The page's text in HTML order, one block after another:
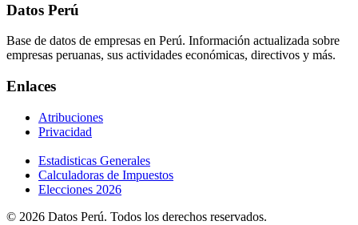
Datos Perú
Base de datos de empresas en Perú. Información actualizada sobre
empresas peruanas, sus actividades económicas, directivos y más.
Enlaces
Atribuciones
Privacidad
Estadisticas Generales
Calculadoras de Impuestos
Elecciones 2026
© 2026 Datos Perú. Todos los derechos reservados.